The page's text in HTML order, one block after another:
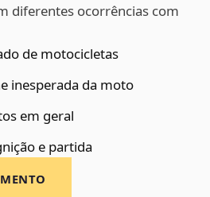
diferentes ocorrências com
de motocicletas
inesperada da moto
em geral
e partida